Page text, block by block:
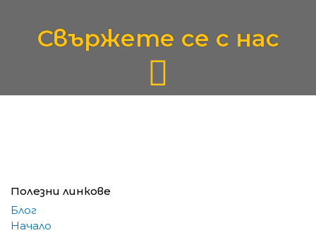
Свържете се с нас
Полезни линкове
Блог
Начало